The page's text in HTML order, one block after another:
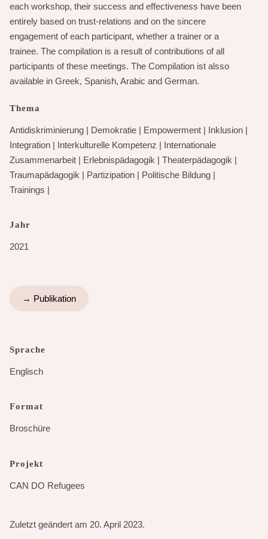
each workshop, their success and effectiveness have been
entirely based on trust-relations and on the sincere
engagement of each participant, whether a trainer or a
trainee. The compilation is a result of contributions of all
participants of these meetings. The Compilation ist alsso
available in Greek, Spanish, Arabic and German.
Thema
Antidiskriminierung | Demokratie | Empowerment | Inklusion |
Integration | Interkulturelle Kompetenz | Internationale
Zusammenarbeit | Erlebnispädagogik | Theaterpädagogik |
Traumapädagogik | Partizipation | Politische Bildung |
Trainings |
Jahr
2021
→ Publikation
Sprache
Englisch
Format
Broschüre
Projekt
CAN DO Refugees
Zuletzt geändert am 20. April 2023.